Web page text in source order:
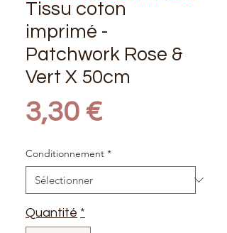
Tissu coton
imprimé -
Patchwork Rose &
Vert X 50cm
3,30 €Prix
Conditionnement *
Quantité *